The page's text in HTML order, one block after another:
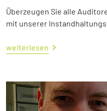
Überzeugen Sie alle
mit unserer
weiterlesen